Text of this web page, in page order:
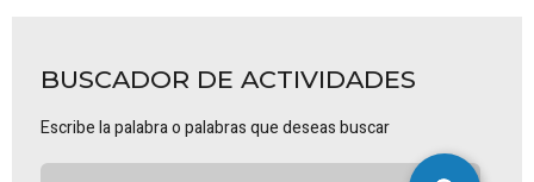
BUSCADOR DE ACTIVIDADES
Escribe la palabra o palabras que deseas buscar